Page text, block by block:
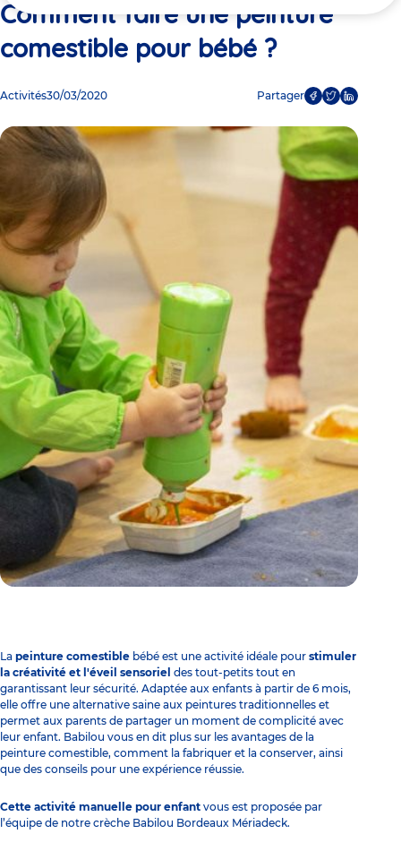
ici
Comment faire une peinture
comestible pour bébé ?
Activités30/03/2020 Partager
La peinture comestible bébé est une activité idéale pour stimuler
la créativité et l'éveil sensoriel des tout-petits tout en
garantissant leur sécurité. Adaptée aux enfants à partir de 6 mois,
elle offre une alternative saine aux peintures traditionnelles et
permet aux parents de partager un moment de complicité avec
leur enfant. Babilou vous en dit plus sur les avantages de la
peinture comestible, comment la fabriquer et la conserver, ainsi
que des conseils pour une expérience réussie.
Cette activité manuelle pour enfant vous est proposée par
l’équipe de notre crèche Babilou Bordeaux Mériadeck.